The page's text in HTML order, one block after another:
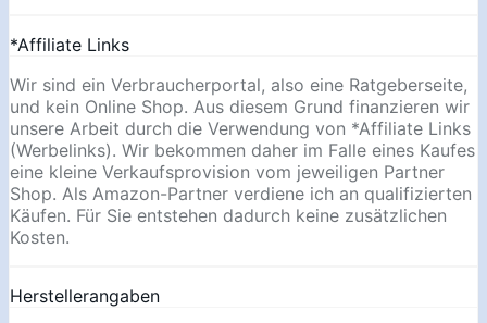
*Affiliate Links
Wir sind ein Verbraucherportal, also eine Ratgeberseite,
und kein Online Shop. Aus diesem Grund finanzieren wir
unsere Arbeit durch die Verwendung von *Affiliate Links
(Werbelinks). Wir bekommen daher im Falle eines Kaufes
eine kleine Verkaufsprovision vom jeweiligen Partner
Shop. Als Amazon-Partner verdiene ich an qualifizierten
Käufen. Für Sie entstehen dadurch keine zusätzlichen
Kosten.
Herstellerangaben